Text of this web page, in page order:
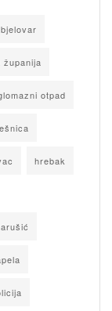
bjelovar
otpad
hrebak